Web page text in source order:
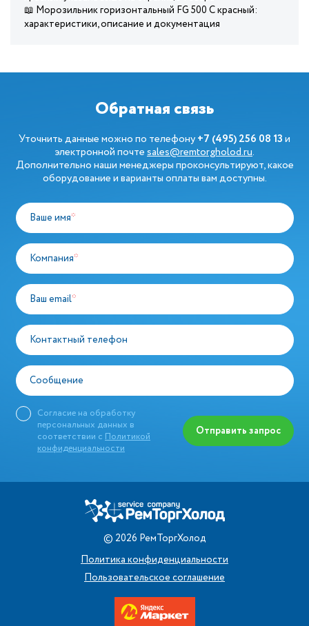
📖 Морозильник горизонтальный FG 500 C красный:
характеристики, описание и документация
Обратная связь
Уточнить данные можно по телефону+7 (495) 256 08 13и
электронной почтеsales@remtorgholod.ru.
Дополнительно наши менеджеры проконсультируют, какое
оборудование и варианты оплаты вам доступны.
Ваше имя*
Компания*
Ваш email*
Контактный телефон
Сообщение
Согласие на обработку
персональных данных в
соответствии с Политикой
конфиденциальности
Отправить запрос
© 2026 РемТоргХолод
Политика конфиденциальности
Пользовательское соглашение